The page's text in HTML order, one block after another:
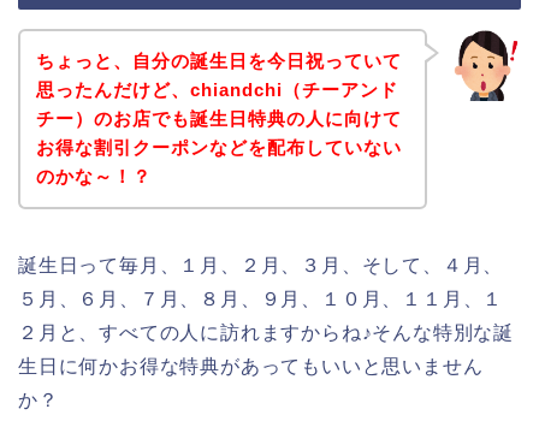
ちょっと、自分の誕生日を今日祝っていて
思ったんだけど、chiandchi（チーアンド
チー）のお店でも誕生日特典の人に向けて
お得な割引クーポンなどを配布していない
のかな～！？
誕生日って毎月、１月、２月、３月、そして、４月、
５月、６月、７月、８月、９月、１０月、１１月、１
２月と、すべての人に訪れますからね♪そんな特別な誕
生日に何かお得な特典があってもいいと思いません
か？